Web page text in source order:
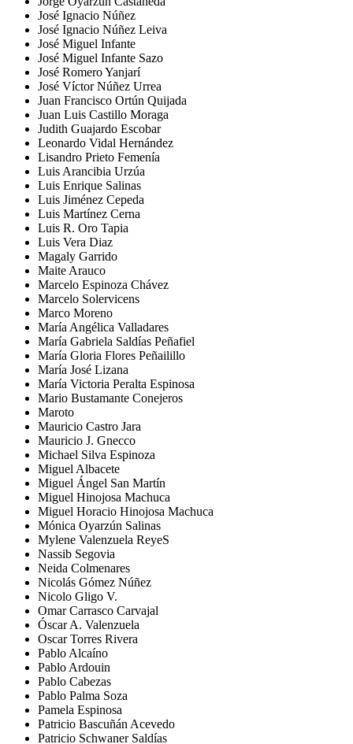
José Ignacio Núñez
José Ignacio Núñez Leiva
José Miguel Infante
José Miguel Infante Sazo
José Romero Yanjarí
José Víctor Núñez Urrea
Juan Francisco Ortún Quijada
Juan Luis Castillo Moraga
Judith Guajardo Escobar
Leonardo Vidal Hernández
Lisandro Prieto Femenía
Luis Arancibia Urzúa
Luis Enrique Salinas
Luis Jiménez Cepeda
Luis Martínez Cerna
Luis R. Oro Tapia
Luis Vera Diaz
Magaly Garrido
Maite Arauco
Marcelo Espinoza Chávez
Marcelo Solervicens
Marco Moreno
María Angélica Valladares
María Gabriela Saldías Peñafiel
María Gloria Flores Peñailillo
María José Lizana
María Victoria Peralta Espinosa
Mario Bustamante Conejeros
Maroto
Mauricio Castro Jara
Mauricio J. Gnecco
Michael Silva Espinoza
Miguel Albacete
Miguel Ángel San Martín
Miguel Hinojosa Machuca
Miguel Horacio Hinojosa Machuca
Mónica Oyarzún Salinas
Mylene Valenzuela ReyeS
Nassib Segovia
Neida Colmenares
Nicolás Gómez Núñez
Nicolo Gligo V.
Omar Carrasco Carvajal
Óscar A. Valenzuela
Oscar Torres Rivera
Pablo Alcaíno
Pablo Ardouin
Pablo Cabezas
Pablo Palma Soza
Pamela Espinosa
Patricio Bascuñán Acevedo
Patricio Schwaner Saldías